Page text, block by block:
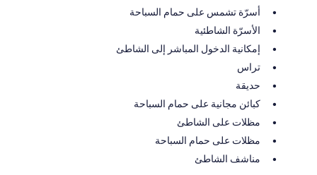
أسرّة تشمس على حمام السباحة
الأسرّة الشاطئية
إمكانية الدخول المباشر إلى الشاطئ
تراس
حديقة
كبائن مجانية على حمام السباحة
مظلات على الشاطئ
مظلات على حمام السباحة
مناشف الشاطئ